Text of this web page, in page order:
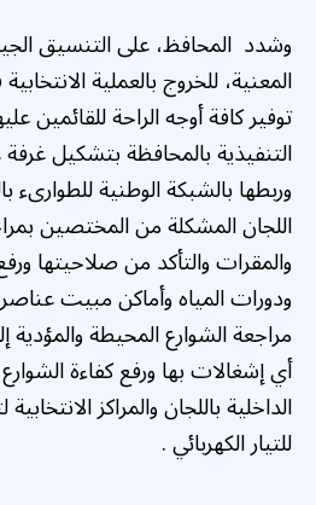
وشدد المحافظ، على التنسيق
المعنية، للخروج بالعملية
توفير كافة أوجه الراحة للقائمين
التنفيذية بالمحافظة بتشكيل
وربطها بالشبكة الوطنية للطوارىء
اللجان المشكلة من المختصين
والمقرات والتأكد من صلاحيتها ورفع
ودورات المياه وأماكن مبيت عناصر
مراجعة الشوارع المحيطة والمؤدية
أي إشغالات بها ورفع كفاءة الشوارع
الداخلية باللجان والمراكز
للتيار الكهربائي .